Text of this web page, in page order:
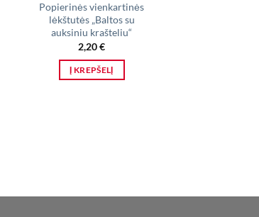
Popierinės vienkartinės
lėkštutės „Baltos su
auksiniu krašteliu“
2,20€
Į KREPŠELĮ